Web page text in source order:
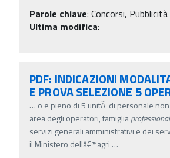
Parole chiave: Concorsi, Pubblicità
Ultima modifica:
PDF: INDICAZIONI
E PROVA SELEZIONE 5
… o e pieno di 5 unitÃ di personale
area degli operatori, famiglia
servizi generali amministrativi e dei
il Ministero dellâ€™agri …